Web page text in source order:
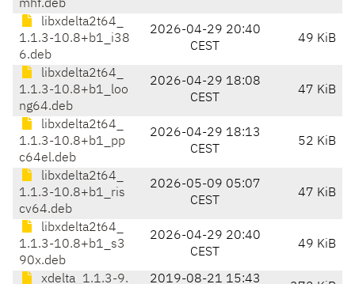
mhf.deb
libxdelta2t64_
1.1.3-10.8+b1_i38
6.deb
2026-04-29 20:40
CEST
49 KiB
libxdelta2t64_
1.1.3-10.8+b1_loo
ng64.deb
2026-04-29 18:08
CEST
47 KiB
libxdelta2t64_
1.1.3-10.8+b1_pp
c64el.deb
2026-04-29 18:13
CEST
52 KiB
libxdelta2t64_
1.1.3-10.8+b1_ris
cv64.deb
2026-05-09 05:07
CEST
47 KiB
libxdelta2t64_
1.1.3-10.8+b1_s3
90x.deb
2026-04-29 20:40
CEST
49 KiB
xdelta_1.1.3-9.
2019-08-21 15:43